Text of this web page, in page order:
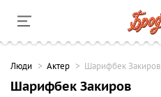
Люди Актер Шарифбек Закиров
Шарифбек Закиров